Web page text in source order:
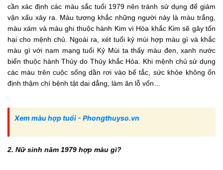
cần xác định các màu sắc tuổi 1979 nên tránh sử dụng để giảm
vận xấu xảy ra. Màu tương khắc những người này là màu trắng,
màu xám và màu ghi thuộc hành Kim vì Hỏa khắc Kim sẽ gây tổn
hại cho mệnh chủ. Ngoài ra, xét tuổi kỷ mùi hợp màu gì và khắc
màu gì với nam mạng tuổi Kỷ Mùi ta thấy màu đen, xanh nước
biển thuộc hành Thủy do Thủy khắc Hỏa. Khi mệnh chủ sử dụng
các màu trên cuộc sống dần rơi vào bế tắc, sức khỏe không ổn
định thậm chí bệnh tật dai dẳng, làm ăn lỗ vốn…
Xem màu hợp tuổi - Phongthuyso.vn
2. Nữ sinh năm 1979 hợp màu gì?